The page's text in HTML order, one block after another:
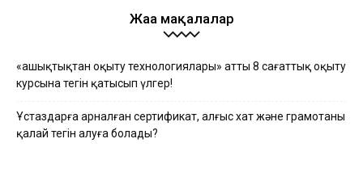
Жаңа мақалалар
«Қашықтықтан оқыту технологиялары» атты 8 сағаттық оқыту
курсына тегін қатысып үлгер!
Ұстаздарға арналған сертификат, алғыс хат және грамотаны
қалай тегін алуға болады?